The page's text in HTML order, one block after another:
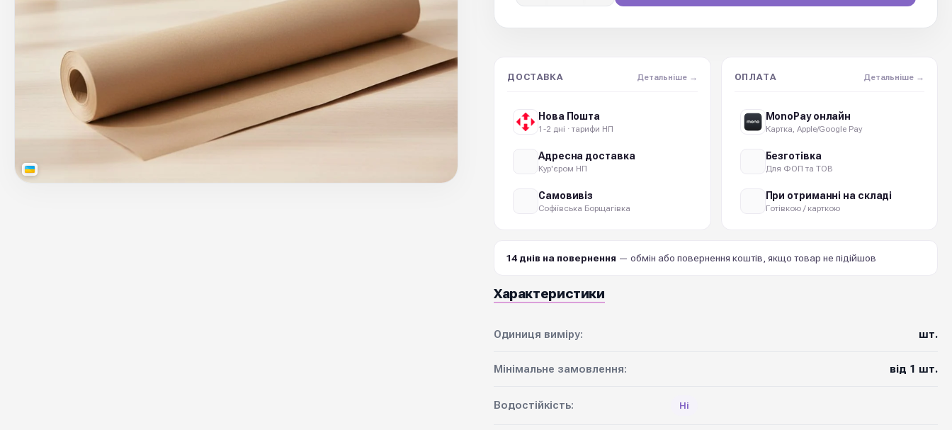
ДОСТАВКА Детальніше →
Нова Пошта
1-2 дні · тарифи НП
Адресна доставка
Кур'єром НП
Самовивіз
Софіївська Борщагівка
ОПЛАТА Детальніше →
MonoPay онлайн
Картка, Apple/Google Pay
Безготівка
Для ФОП та ТОВ
При отриманні на складі
Готівкою / карткою
14 днів на повернення — обмін або повернення коштів, якщо товар не підійшов
Характеристики
Одиниця виміру: шт.
Мінімальне замовлення: від 1 шт.
Водостійкість: Ні